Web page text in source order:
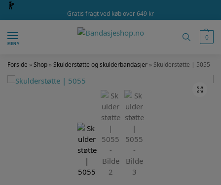
Gratis fragt ved køb over 649 kr
MENY
0
Forside »Shop »Skulderstøtte og skulderbandasjer » Skulderstøtte | 5055